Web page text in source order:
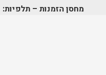
מחסן הזמנות – תלפיות: